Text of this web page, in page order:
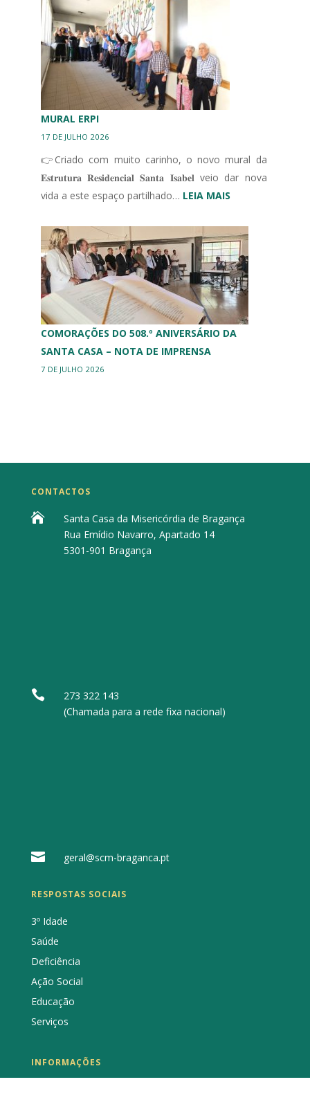
IBÉRICO
EM
UNIDADES
DE
CUIDADOS
CONTINUADOS
INTEGRADOS
MURAL ERPI
17 DE JULHO 2026
👉Criado com muito carinho, o novo mural da
𝐄𝐬𝐭𝐫𝐮𝐭𝐮𝐫𝐚 𝐑𝐞𝐬𝐢𝐝𝐞𝐧𝐜𝐢𝐚𝐥 𝐒𝐚𝐧𝐭𝐚 𝐈𝐬𝐚𝐛𝐞𝐥 veio dar nova
vida a este espaço partilhado… LEIA MAIS:
ERPI
COMORAÇÕES DO 508.º ANIVERSÁRIO DA
SANTA CASA – NOTA DE IMPRENSA
7 DE JULHO 2026
CONTACTOS

Santa Casa da Misericórdia de Bragança
Rua Emídio Navarro, Apartado 14
5301-901 Bragança

273 322 143
(Chamada para a rede fixa nacional)
 geral@scm-braganca.pt
RESPOSTAS SOCIAIS
3º Idade
Saúde
Deficiência
Ação Social
Educação
Serviços
INFORMAÇÕES